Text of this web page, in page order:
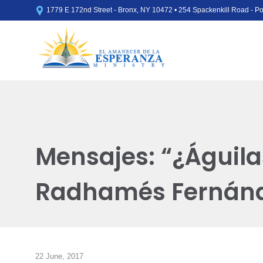
 1779 E 172nd Street - Bronx, NY 10472 • 254 Spackenkill Road -
Mensajes:
Radhamés
22 June, 2017